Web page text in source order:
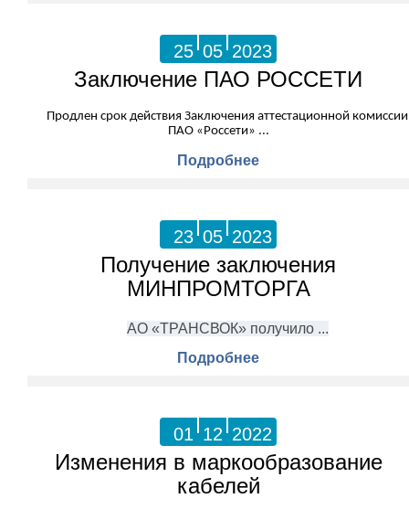
25 05 2023
Заключение ПАО РОССЕТИ
Продлен срок действия Заключения аттестационной комиссии
ПАО «Россети» ...
Подробнее
23 05 2023
Получение заключения
МИНПРОМТОРГА
АО «ТРАНСВОК» получило ...
Подробнее
01 12 2022
Изменения в маркообразование
кабелей